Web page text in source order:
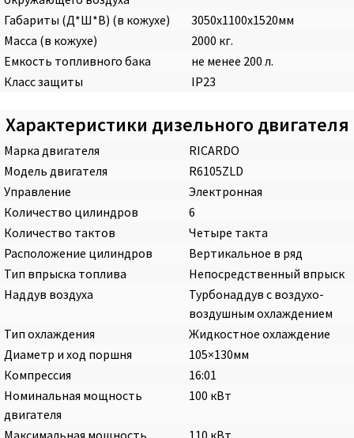
Габариты (Д*Ш*В) (в кожухе)
3050x1100x1520мм
Масса (в кожухе)
2000 кг.
Емкость топливного бака
не менее 200 л.
Класс защиты
IP23
Характеристики дизельного двигателя
Марка двигателя
RICARDO
Модель двигателя
R6105ZLD
Управление
Электронная
Количество цилиндров
6
Количество тактов
Четыре такта
Расположение цилиндров
Вертикальное в ряд
Тип впрыска топлива
Непосредственный впрыск
Наддув воздуха
Турбонаддув с воздухо-
воздушным охлаждением
Тип охлаждения
Жидкостное охлаждение
Диаметр и ход поршня
105×130мм
Компрессия
16:01
Номинальная мощность
двигателя
100 кВт
Максимальная мощность 110 кВт